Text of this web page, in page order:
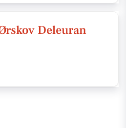
Deleuran